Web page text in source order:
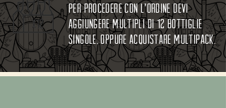
PREMI VINTI:
- Medaglia di bronzo a "Birra dell'anno"
2022 (Cat. 45)
- Medaglia d'Oro al "Barcelona Beer
Challenge" 2020 (Cat. Fruit & Spice
per procedere con l'ordine devi
aggiungere multipli di 12 bottiglie
singole, oppure acquistare multipack.